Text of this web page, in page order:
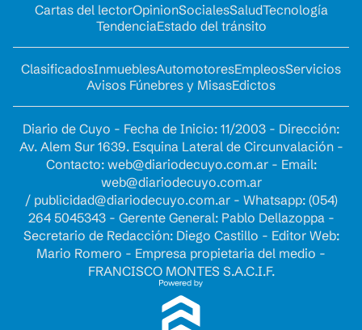
Cartas del lectorOpinionSocialesSaludTecnología
TendenciaEstado del tránsito
ClasificadosInmueblesAutomotoresEmpleosServicios
Avisos Fúnebres y MisasEdictos
Diario de Cuyo - Fecha de Inicio: 11/2003 - Dirección:
Av. Alem Sur 1639. Esquina Lateral de Circunvalación -
Contacto: web@diariodecuyo.com.ar- Email:
web@diariodecuyo.com.ar
/ publicidad@diariodecuyo.com.ar- Whatsapp: (054)
264 5045343 - Gerente General: Pablo Dellazoppa -
Secretario de Redacción: Diego Castillo - Editor Web:
Mario Romero - Empresa propietaria del medio -
FRANCISCO MONTES S.A.C.I.F.